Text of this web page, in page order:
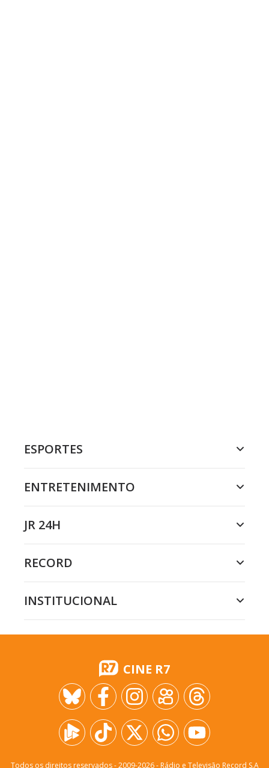
ESPORTES
ENTRETENIMENTO
JR 24H
RECORD
INSTITUCIONAL
CINE R7
Todos os direitos reservados - 2009-2026- Rádio e Televisão Record S.A